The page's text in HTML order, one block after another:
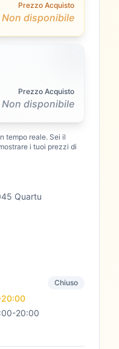
Prezzo Acquisto
Non disponibile
Prezzo Acquisto
Non disponibile
tempo reale. Sei il
i tuoi prezzi di
Quartu
Chiuso
20:00